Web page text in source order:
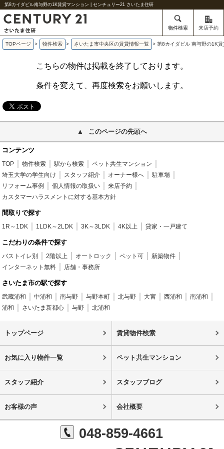
第8カイダビル南与野の1K賃貸マンション | センチュリー21 さいたま住研
物件検索 来店予約
TOPページ > 物件検索 > さいたま市中央区の賃貸情報一覧 > 第8カイダビル 南与野の1K
こちらの物件は掲載を終了しております。
条件を変えて、再度検索をお願いします。
このページの先頭へ
コンテンツ
TOP 物件検索 駅から検索
ペット共生マンション
埼玉大学の学生向け
スタッフ紹介 オーナー様へ
駐車場
リフォーム事例
個人情報の取扱い
来店予約
カスタマーハラスメントに対する基本方針
間取りで探す
1R～1DK 1LDK～2LDK 3K～3LDK 4K以上 貸家・一戸建て
こだわりの条件で探す
バストイレ別 2階以上 オートロック ペット可
新築物件
インターネット無料
店舗・事務所
さいたま市の駅で探す
武蔵浦和 中浦和 南与野 与野本町 北与野 大宮 西浦和
南浦和
浦和
さいたま新都心 与野 北浦和
トップページ 賃貸物件検索
お気に入り物件一覧 ペット共生マンション
スタッフ紹介 スタッフブログ
お客様の声 会社概要
048-859-4661